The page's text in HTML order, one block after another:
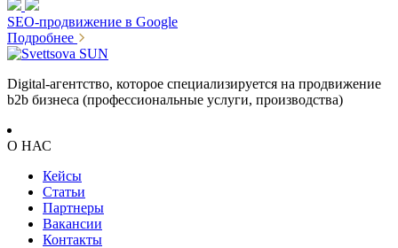
SEO-продвижение в Google
Подробнее
Digital-агентство, которое специализируется на продвижение
b2b бизнеса (профессиональные услуги, производства)
О НАС
Кейсы
Статьи
Партнеры
Вакансии
Контакты